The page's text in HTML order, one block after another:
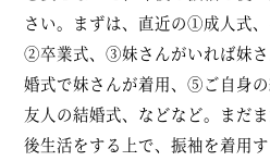
さい。まずは、直近の①成人式
②卒業式、③妹さんがいれば妹
婚式で妹さんが着用、⑤ご自身
友人の結婚式、などなど。まだ
後生活をする上で、振袖を着用